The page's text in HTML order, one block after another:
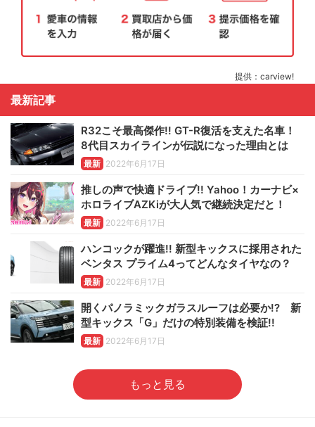
提供：carview!
最新記事
R32こそ最高傑作!! GT-R復活を支えた名車！
8代目スカイラインが伝説になった理由とは
最新 2022年6月17日
推しの声で快適ドライブ!! Yahoo！カーナビ×
ホロライブAZKiが大人気で継続決定だと！
最新 2022年6月17日
ハンコックが躍進!! 新型キックスに採用された
ベンタス プライム4ってどんなタイヤなの？
最新 2022年6月17日
開くパノラミックガラスルーフは必要か!? 新
型キックス「G」だけの特別装備を検証!!
最新 2022年6月17日
もっと見る